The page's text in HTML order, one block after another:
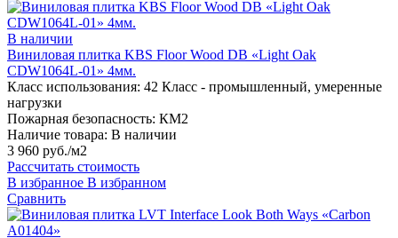
В наличии
Виниловая плитка KBS Floor Wood DB «Light Oak
CDW1064L-01» 4мм.
Класс использования: 42 Класс - промышленный, умеренные
нагрузки
Пожарная безопасность: КМ2
Наличие товара: В наличии
3 960 руб./м2
Рассчитать стоимость
В избранное В избранном
Сравнить